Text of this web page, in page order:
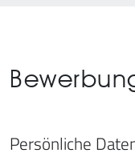
Persönliche